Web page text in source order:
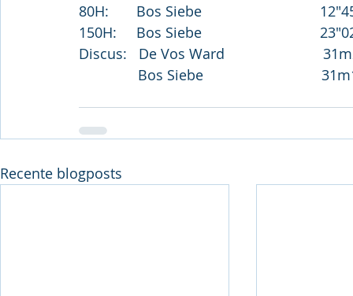
80H:       Bos Siebe
150H:     Bos Siebe
Discus:   De Vos Ward
Bos Siebe
Recente blogposts